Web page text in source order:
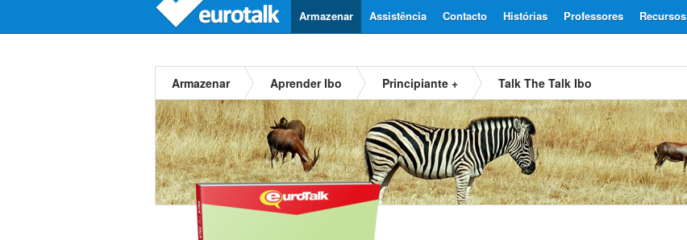
Recursos
Professores
Histórias
Contacto
Assistência
Armazenar
Armazenar Aprender Ibo Principiante + Talk The Talk Ibo